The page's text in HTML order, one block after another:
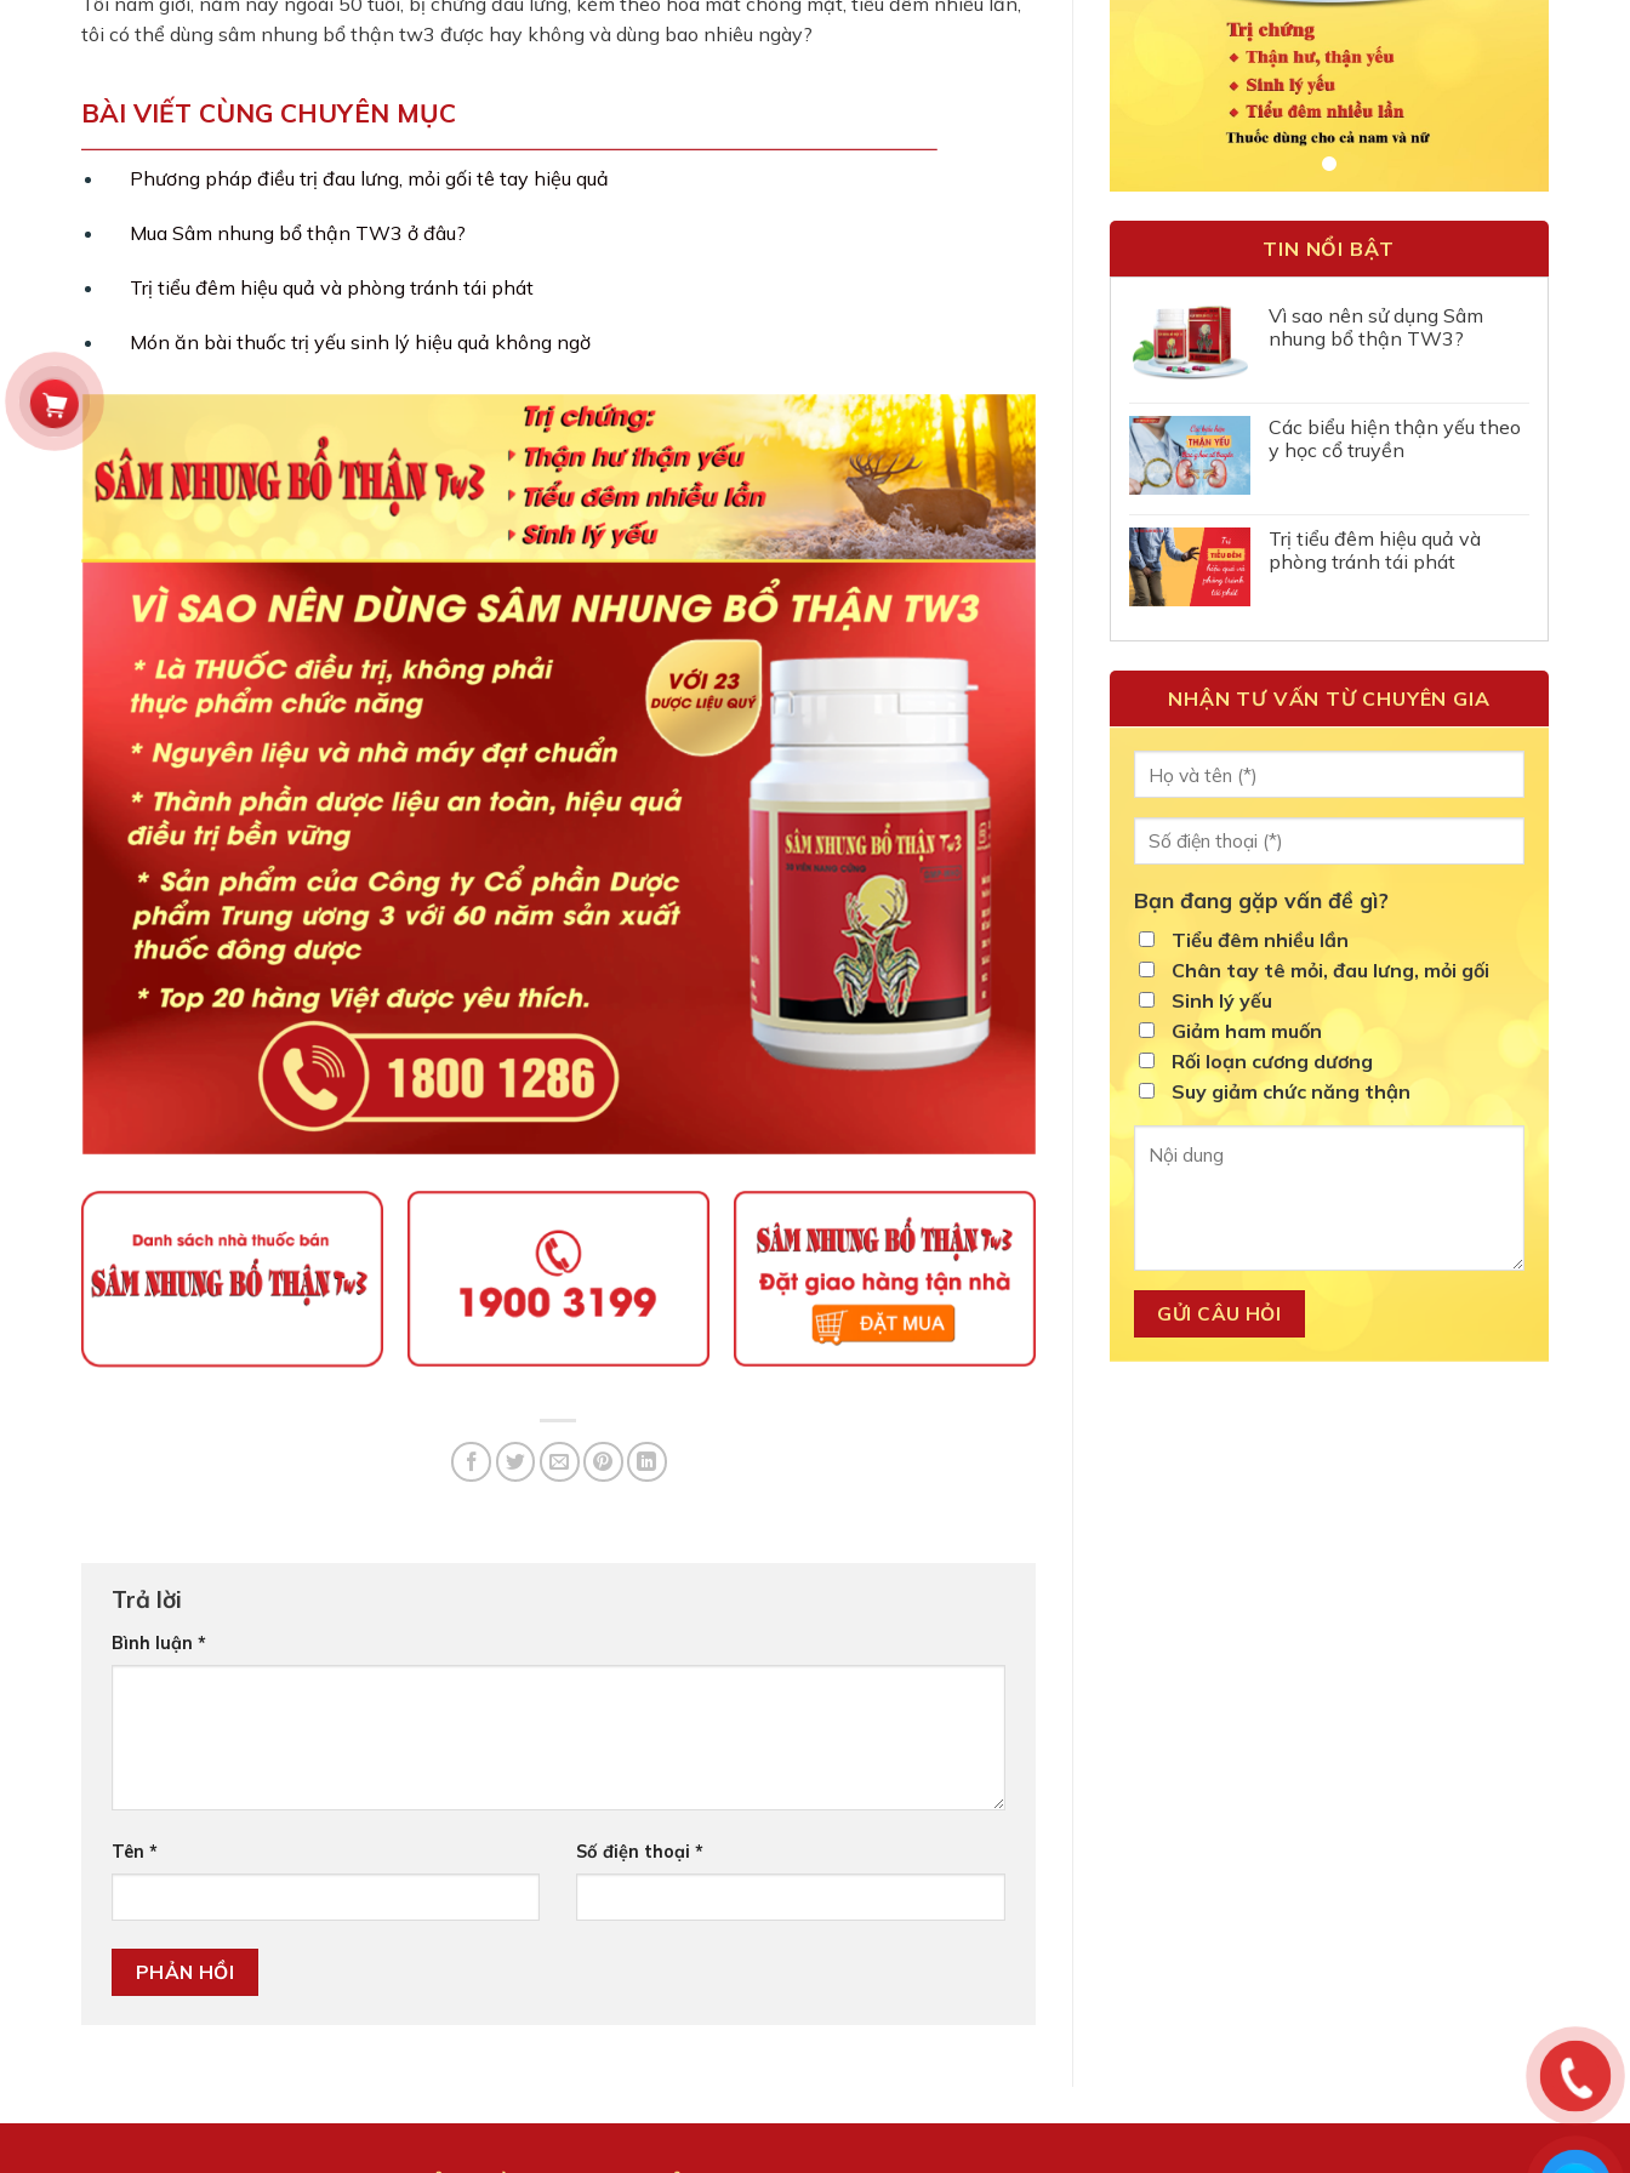
tôi có thể dùng sâm nhung bổ thận tw3 được hay không và dùng bao nhiêu ngày?
BÀI VIẾT CÙNG CHUYÊN MỤC
Phương pháp điều trị đau lưng, mỏi gối tê tay hiệu quả
Mua Sâm nhung bổ thận TW3 ở đâu?
Trị tiểu đêm hiệu quả và phòng tránh tái phát
Món ăn bài thuốc trị yếu sinh lý hiệu quả không ngờ
Trả lời
Bình luận *
Tên * Số điện thoại*
TIN NỔI BẬT
Vì sao nên sử dụng Sâm
nhung bổ thận TW3?
Các biểu hiện thận yếu theo
y học cổ truyền
Trị tiểu đêm hiệu quả và
phòng tránh tái phát
NHẬN TƯ VẤN TỪ CHUYÊN GIA
Bạn đang gặp vấn đề gì?
Tiểu đêm nhiều lần
Chân tay tê mỏi, đau lưng, mỏi gối
Sinh lý yếu
Giảm ham muốn
Rối loạn cương dương
Suy giảm chức năng thận